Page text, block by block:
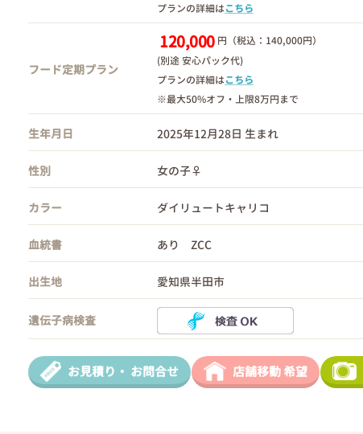
プランの詳細はこちら
フード定期プラン
120,000 円（税込：140,000円）
(別途 安心パック代)
プランの詳細はこちら
※最大50%オフ・上限8万円まで
生年月日 2025年12月28日 生まれ
性別 女の子♀
カラー ダイリュートキャリコ
血統書 あり ZCC
出生地 愛知県半田市
遺伝子病検査
お見積り・ お問合せ 店舗移動希望